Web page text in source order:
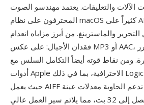
الآلات والتعليقات. يعتمد مهندسو الصوت
المحترفون على نظام macOS كثيراً على AIFF لأنه يضمن دقة
والماسترينغ. من أبرز مزاياه انعدام
فقدان الأجيال: على عكس MP3 أو AAC، لا يؤدي الحفظ المتكرر
ومن نقاط قوته أيضاً التكامل السلس مع
أدوات Apple الاحترافية، بما في ذلك Logic Pro وGarageBand،
حيث يعمل AIFF كتنسيق عمل أصلي. تدعم الحاوية معدلات عينة
متعددة وعمق بت يصل إلى 32 بت، مما يلائم سير العمل عالي